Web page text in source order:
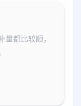
都比较顺，